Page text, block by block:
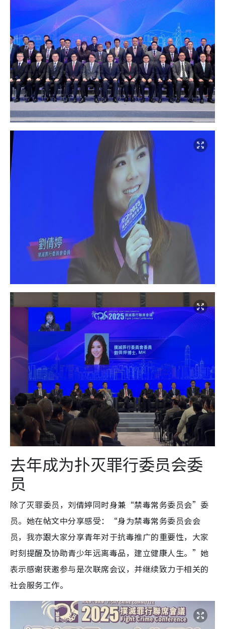
去年成为扑灭罪行委员会委
员
除了灭罪委员，刘倩婷同时身兼“禁毒常务委员会”委
员。她在帖文中分享感受：“身为禁毒常务委员会会
员，我亦跟大家分享青年对于抗毒推广的重要性，大家
时刻提醒及协助青少年远离毒品，建立健康人生。”她
表示感谢获邀参与是次联席会议，并继续致力于相关的
社会服务工作。